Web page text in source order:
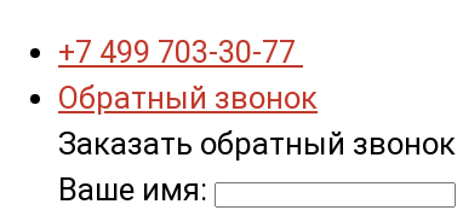
+7 499 703-30-77
Обратный звонок
Заказать обратный звонок
Ваше имя: